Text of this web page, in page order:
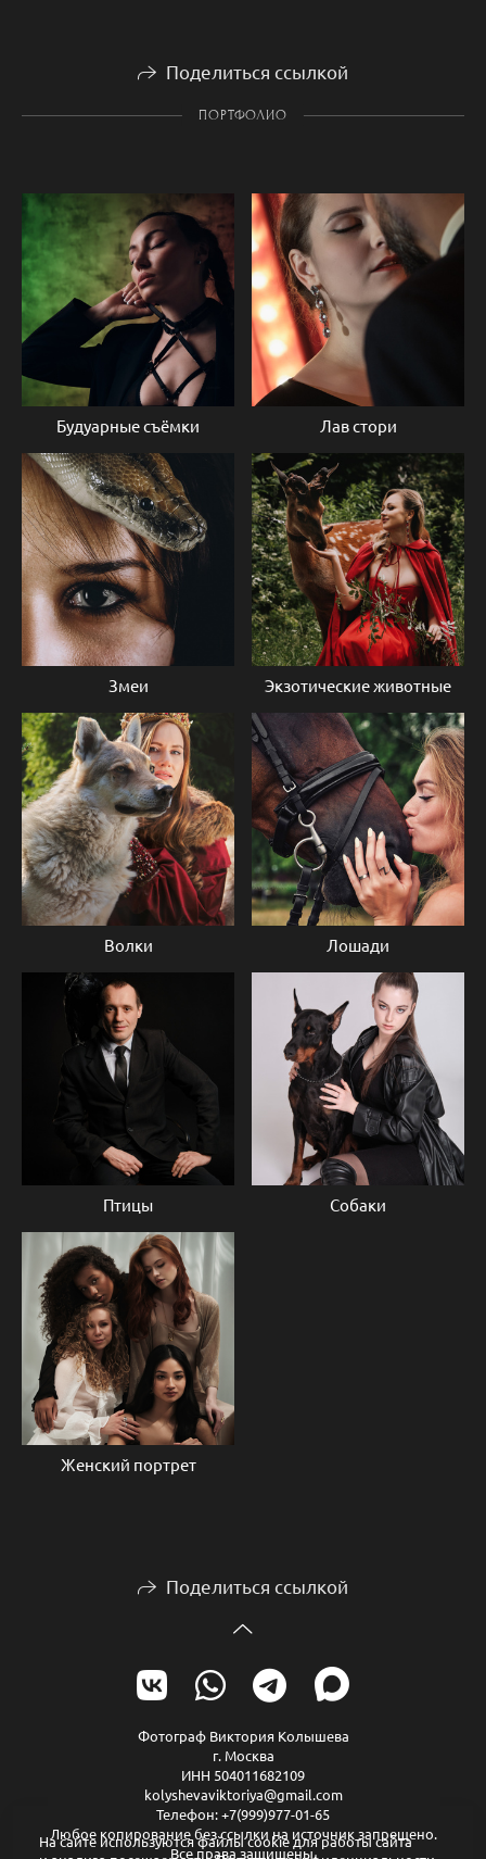
Поделиться ссылкой
ПОРТФОЛИО
Будуарные съёмки Лав стори
Змеи Экзотические животные
Волки Лошади
Птицы Собаки
Женский портрет
Поделиться ссылкой
Фотограф Виктория Колышева
г. Москва
ИНН 504011682109
kolyshevaviktoriya@gmail.com
Телефон: +7(999)977-01-65
Любое копирование без ссылки на источник запрещено.
Все права защищены.
На сайте используются файлы cookie для работы сайта